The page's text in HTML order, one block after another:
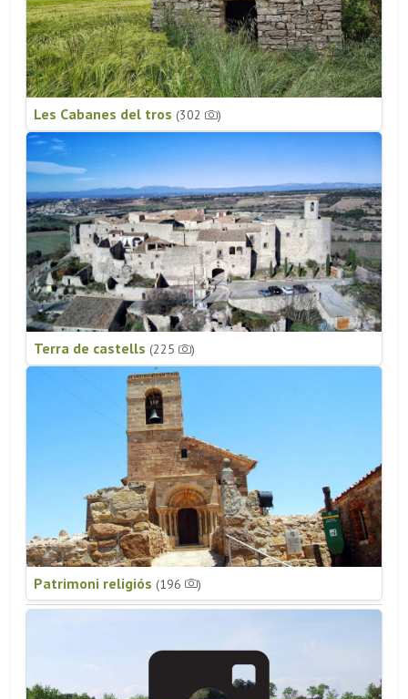
Les Cabanes del tros (302 )
Terra de castells (225 )
Patrimoni religiós (196 )